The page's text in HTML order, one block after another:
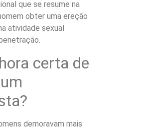
que se resume na
obter uma ereção
atividade sexual
certa de
demoravam mais